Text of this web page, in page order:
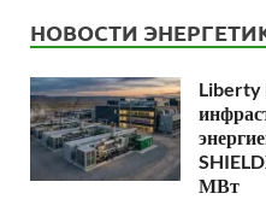
НОВОСТИ
Liberty
МВт